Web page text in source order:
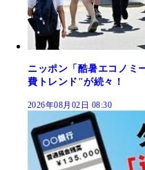
ニッポン「酷暑エコノミ
費トレンド"が続々！
2026年08月02日 08:30